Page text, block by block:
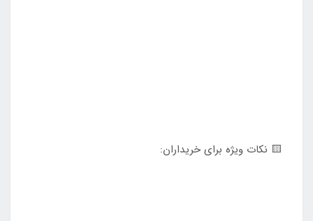
🟨 نکات ویژه برای خریداران: